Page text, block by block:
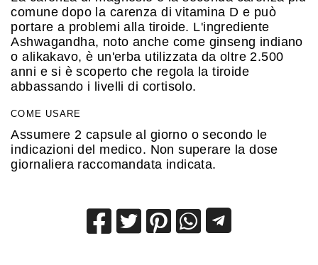
comune dopo la carenza di vitamina D e può
portare a problemi alla tiroide. L'ingrediente
Ashwagandha, noto anche come ginseng indiano
o alikakavo, è un'erba utilizzata da oltre 2.500
anni e si è scoperto che regola la tiroide
abbassando i livelli di cortisolo.
COME USARE
Assumere 2 capsule al giorno o secondo le
indicazioni del medico. Non superare la dose
giornaliera raccomandata indicata.